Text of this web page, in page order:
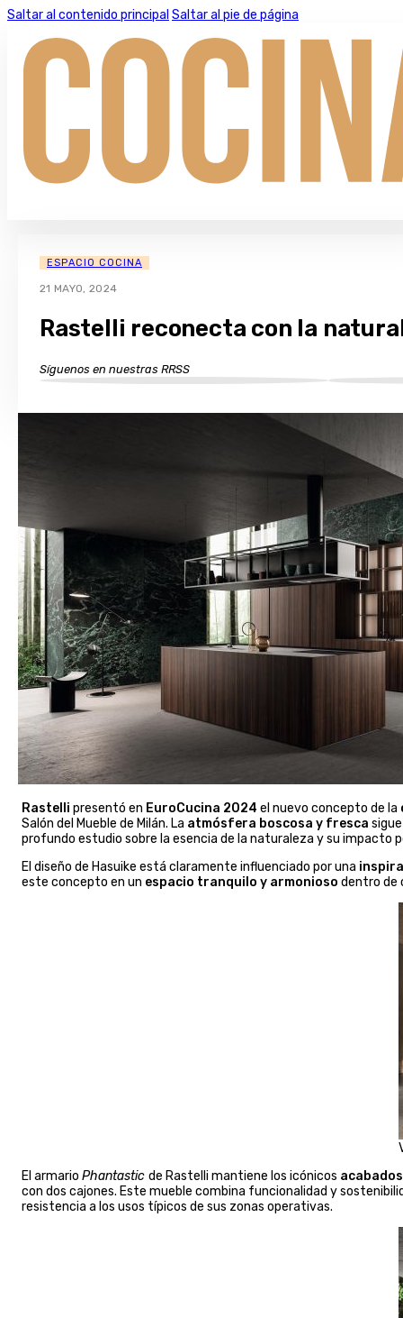
Saltar al contenido principal Saltar al pie de página
ESPACIO COCINA
21 MAYO, 2024
Rastelli reconecta con la
Síguenos en nuestras RRSS
Rastelli presentó en EuroCucina 2024 el nuevo concepto de la
Salón del Mueble de Milán. La atmósfera boscosa y fresca
profundo estudio sobre la esencia de la naturaleza y su impacto
El diseño de Hasuike está claramente influenciado por una
este concepto en un espacio tranquilo y armonioso dentro de
El armario Phantastic de Rastelli mantiene los icónicos
con dos cajones. Este mueble combina funcionalidad y
resistencia a los usos típicos de sus zonas operativas.